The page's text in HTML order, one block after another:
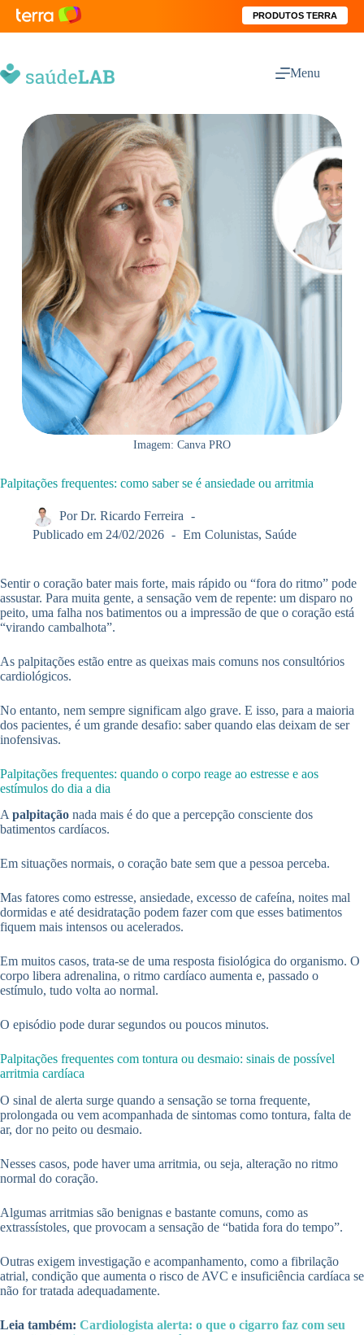
PRODUTOS TERRA
Menu
Imagem: Canva PRO
Palpitações frequentes: como saber se é ansiedade ou arritmia
Por Dr. Ricardo Ferreira
Publicado em 24/02/2026 Em Colunistas, Saúde
Sentir o coração bater mais forte, mais rápido ou “fora do ritmo” pode
assustar. Para muita gente, a sensação vem de repente: um disparo no
peito, uma falha nos batimentos ou a impressão de que o coração está
“virando cambalhota”.
As palpitações estão entre as queixas mais comuns nos consultórios
cardiológicos.
No entanto, nem sempre significam algo grave. E isso, para a maioria
dos pacientes, é um grande desafio: saber quando elas deixam de ser
inofensivas.
Palpitações frequentes: quando o corpo reage ao estresse e aos
estímulos do dia a dia
A palpitação nada mais é do que a percepção consciente dos
batimentos cardíacos.
Em situações normais, o coração bate sem que a pessoa perceba.
Mas fatores como estresse, ansiedade, excesso de cafeína, noites mal
dormidas e até desidratação podem fazer com que esses batimentos
fiquem mais intensos ou acelerados.
Em muitos casos, trata-se de uma resposta fisiológica do organismo. O
corpo libera adrenalina, o ritmo cardíaco aumenta e, passado o
estímulo, tudo volta ao normal.
O episódio pode durar segundos ou poucos minutos.
Palpitações frequentes com tontura ou desmaio: sinais de possível
arritmia cardíaca
O sinal de alerta surge quando a sensação se torna frequente,
prolongada ou vem acompanhada de sintomas como tontura, falta de
ar, dor no peito ou desmaio.
Nesses casos, pode haver uma arritmia, ou seja, alteração no ritmo
normal do coração.
Algumas arritmias são benignas e bastante comuns, como as
extrassístoles, que provocam a sensação de “batida fora do tempo”.
Outras exigem investigação e acompanhamento, como a fibrilação
atrial, condição que aumenta o risco de AVC e insuficiência cardíaca se
não for tratada adequadamente.
Leia também: Cardiologista alerta: o que o cigarro faz com seu